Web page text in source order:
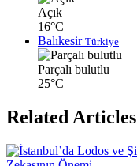
Açık
16°C
Balıkesir Türkiye
Parçalı bulutlu
25°C
Related Articles